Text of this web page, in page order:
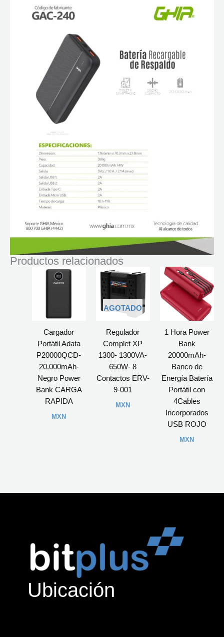
Productos relacionados
Cargador
Portátil Adata
P20000QCD-
20.000mAh-
Negro Power
Bank CARGA
RAPIDA
MXN
AGOTADO
Regulador
Complet XP
1300- 1300VA-
650W- 8
Contactos ERV-
9-001
MXN
1 Hora Power
Bank
20000mAh-
Banco de
Energía Batería
Portátil con
4Cables
Incorporados
USB ROJO
MXN
Ubicación